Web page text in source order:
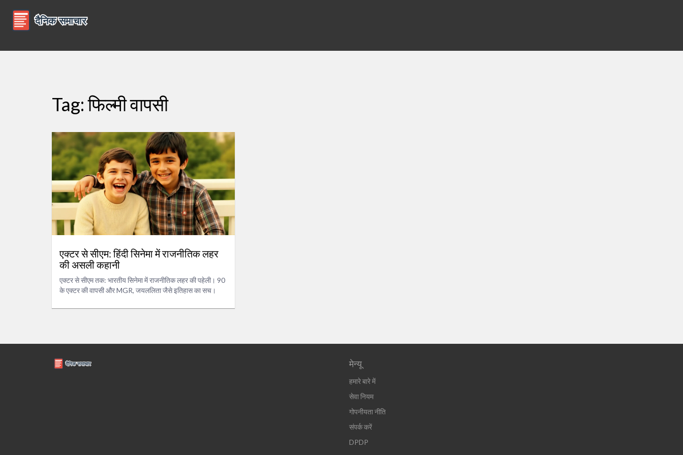
Tag: फिल्मी वापसी
एक्टर से सीएम: हिंदी सिनेमा में राजनीतिक लहर
की असली कहानी
एक्टर से सीएम तक: भारतीय सिनेमा में राजनीतिक लहर की पहेली। 90
के एक्टर की वापसी और MGR, जयललिता जैसे इतिहास का सच।
मेन्यू
हमारे बारे में
सेवा नियम
गोपनीयता नीति
संपर्क करें
DPDP